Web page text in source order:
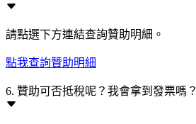
請點選下方連結查詢贊助明細。
點我查詢贊助明細
6. 贊助可否抵稅呢？我會拿到發票嗎？